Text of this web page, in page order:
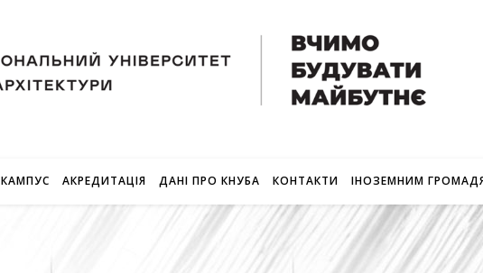
КАМПУС АКРЕДИТАЦІЯ ДАНІ ПРО КНУБА КОНТАКТИ ІНОЗЕМНИМ